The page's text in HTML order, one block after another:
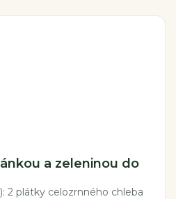
a zeleninou do
2 plátky celozrnného chleba